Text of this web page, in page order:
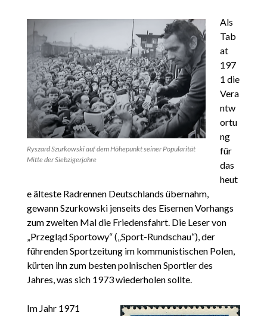
Ryszard Szurkowski auf dem Höhepunkt seiner Popularität
Mitte der Siebzigerjahre
Als
Tab
at
197
1 die
Vera
ntw
ortu
ng
für
das
heut
e älteste Radrennen Deutschlands übernahm,
gewann Szurkowski jenseits des Eisernen Vorhangs
zum zweiten Mal die Friedensfahrt. Die Leser von
„Przegląd Sportowy“ („Sport-Rundschau“), der
führenden Sportzeitung im kommunistischen Polen,
kürten ihn zum besten polnischen Sportler des
Jahres, was sich 1973 wiederholen sollte.
Im Jahr 1971